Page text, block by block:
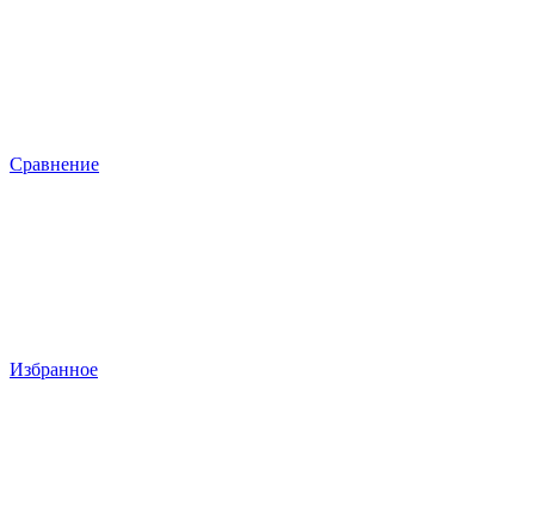
Сравнение
Избранное